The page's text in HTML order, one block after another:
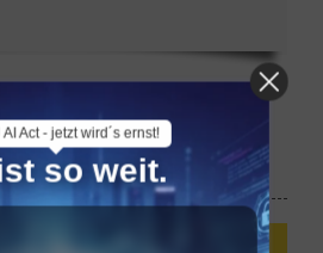
AI Act - jetzt wird´s ernst!
so weit.